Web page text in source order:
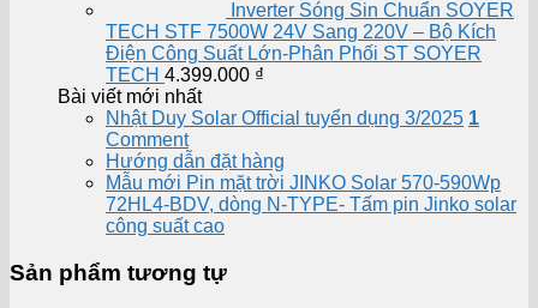
Inverter Sóng Sin Chuẩn SOYER
TECH STF 7500W 24V Sang 220V – Bộ Kích
Điện Công Suất Lớn-Phân Phối ST SOYER
TECH 4.399.000 ₫
Bài viết mới nhất
Nhật Duy Solar Official tuyển dụng 3/2025 1
Comment
Hướng dẫn đặt hàng
Mẫu mới Pin mặt trời JINKO Solar 570-590Wp
72HL4-BDV, dòng N-TYPE- Tấm pin Jinko solar
công suất cao
Sản phẩm tương tự